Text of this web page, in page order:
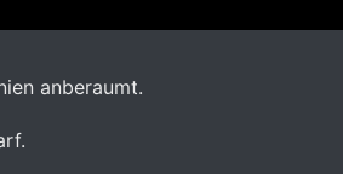
anberaumt.